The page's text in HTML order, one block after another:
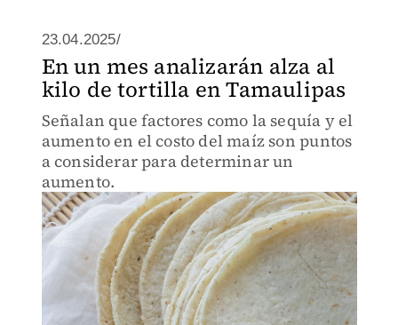
23.04.2025/
En un mes analizarán alza al
kilo de tortilla en Tamaulipas
Señalan que factores como la sequía y el
aumento en el costo del maíz son puntos
a considerar para determinar un
aumento.